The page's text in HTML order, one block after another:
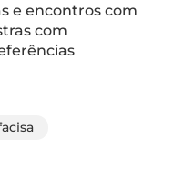
e encontros com
com